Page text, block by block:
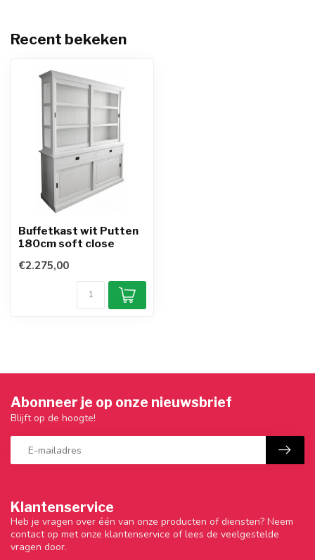
Recent bekeken
Buffetkast wit Putten
180cm soft close
€2.275,00
Klantenservice
Heb je vragen over één van onze producten of diensten? Neem
contact op met onze klantenservice of lees de veelgestelde
vragen door.
Abonneer je op onze nieuwsbrief
Blijft op de hoogte!